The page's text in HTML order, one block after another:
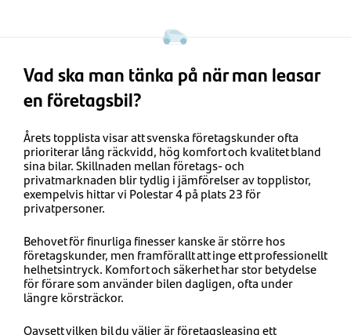
Vad ska man tänka på när man leasar
en företagsbil?
Årets topplista visar att svenska företagskunder ofta
prioriterar lång räckvidd, hög komfort och kvalitet bland
sina bilar. Skillnaden mellan företags- och
privatmarknaden blir tydlig i jämförelser av topplistor,
exempelvis hittar vi Polestar 4 på plats 23 för
privatpersoner.
Behovet för finurliga finesser kanske är större hos
företagskunder, men framförallt att inge ett professionellt
helhetsintryck. Komfort och säkerhet har stor betydelse
för förare som använder bilen dagligen, ofta under
längre körsträckor.
Oavsett vilken bil du väljer är företagsleasing ett